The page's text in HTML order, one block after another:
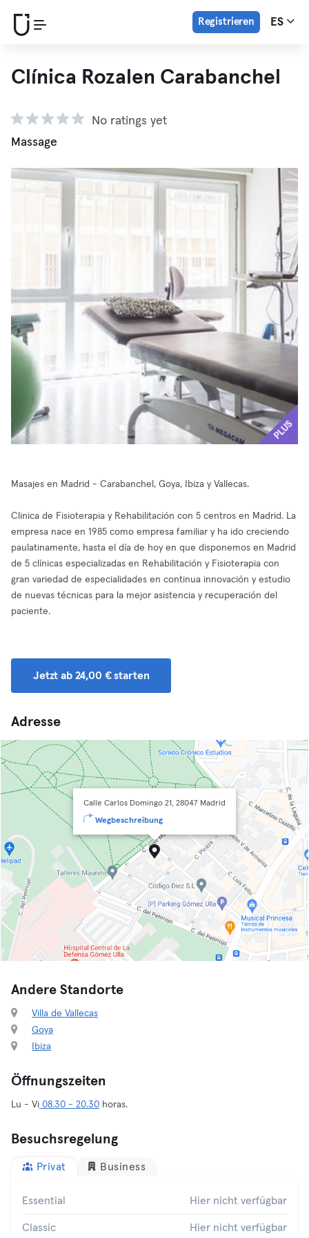
Registrieren ES
Clínica Rozalen Carabanchel
No ratings yet
Massage
PLUS
Masajes en Madrid - Carabanchel, Goya, Ibiza y Vallecas.
Clinica de Fisioterapia y Rehabilitación con 5 centros en Madrid. La
empresa nace en 1985 como empresa familiar y ha ido creciendo
paulatinamente, hasta el día de hoy en que disponemos en Madrid
de 5 clínicas especializadas en Rehabilitación y Fisioterapia con
gran variedad de especialidades en continua innovación y estudio
de nuevas técnicas para la mejor asistencia y recuperación del
paciente.
Jetzt ab 24,00 € starten
Adresse
Calle Carlos Domingo 21, 28047 Madrid
Wegbeschreibung
Andere Standorte
Villa de Vallecas
Goya
Ibiza
Öffnungszeiten
Lu - Vi 08.30 - 20.30 horas.
Besuchsregelung
Privat Business
Essential Hier nicht verfügbar
Classic Hier nicht verfügbar